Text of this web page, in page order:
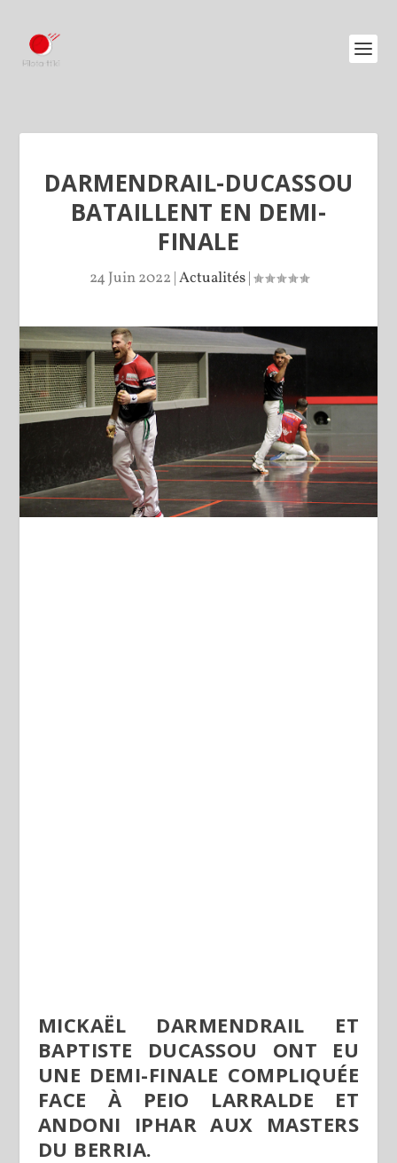
DARMENDRAIL-DUCASSOU
BATAILLENT EN DEMI-
FINALE
24 Juin 2022 |Actualités|
MICKAËL DARMENDRAIL ET
BAPTISTE DUCASSOU ONT EU
UNE DEMI-FINALE COMPLIQUÉE
FACE À PEIO LARRALDE ET
ANDONI IPHAR AUX MASTERS
DU BERRIA.